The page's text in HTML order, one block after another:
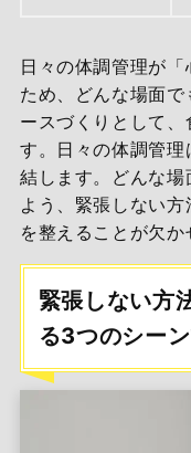
日々の体調管理が
ため、どんな場面
ースづくりとして
す。日々の体調管
結します。どんな
よう、緊張しない
を整えることが欠か
緊張しない方
る3つのシー